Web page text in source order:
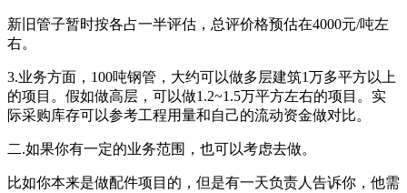
新旧管子暂时按各占一半评估，总评价格预估在4000元/吨左
右。
3.业务方面，100吨钢管，大约可以做多层建筑1万多平方以上
的项目。假如做高层，可以做1.2~1.5万平方左右的项目。实
际采购库存可以参考工程用量和自己的流动资金做对比。
二.如果你有一定的业务范围，也可以考虑去做。
比如你本来是做配件项目的，但是有一天负责人告诉你，他需